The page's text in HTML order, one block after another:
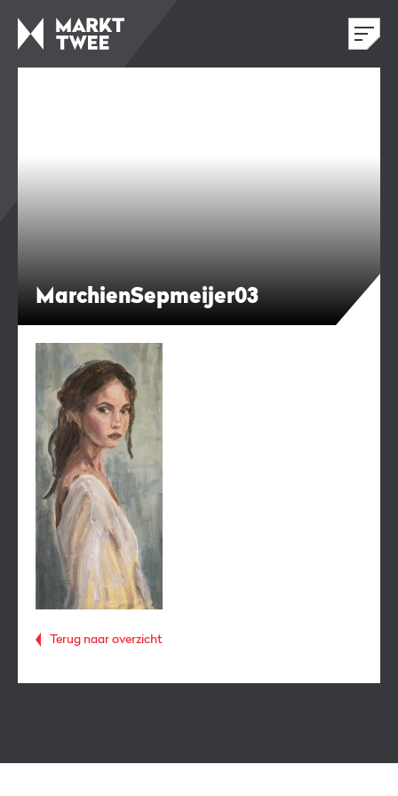
MarchienSepmeijer03
Terug naar overzicht